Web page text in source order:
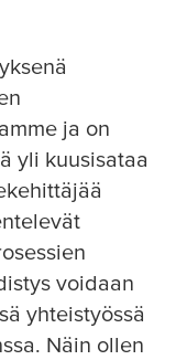
ja on
yli kuusisataa
voidaan
yhteistyössä
Näin ollen